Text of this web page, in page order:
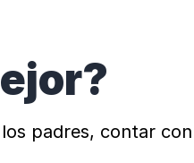
padres, contar